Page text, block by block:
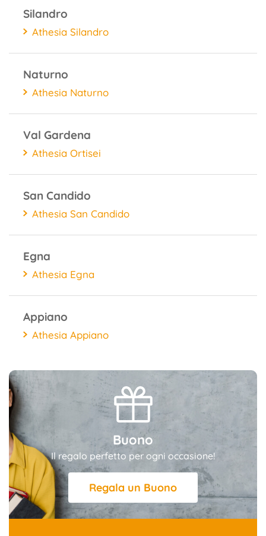
Silandro
Athesia Silandro
Naturno
Athesia Naturno
Val Gardena
Athesia Ortisei
San Candido
Athesia San Candido
Egna
Athesia Egna
Appiano
Athesia Appiano
Buono
Il regalo perfetto per ogni occasione!
Regala un Buono